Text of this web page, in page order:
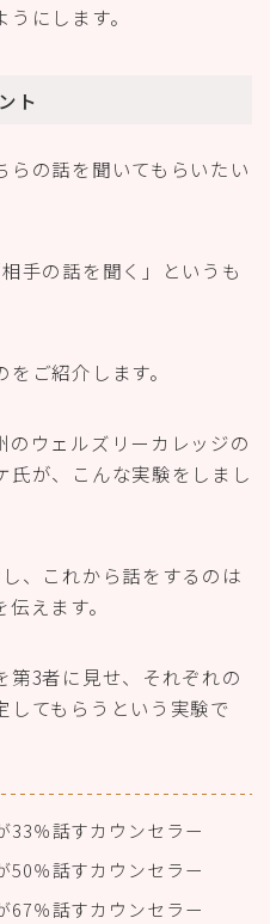
にします。
ト
の話を聞いてもらいたい
手の話を聞く」というも
ご紹介します。
のウェルズリーカレッジの
氏が、こんな実験をしまし
、これから話をするのは
えます。
第3者に見せ、それぞれの
してもらうという実験で
33％話すカウンセラー
50％話すカウンセラー
67％話すカウンセラー